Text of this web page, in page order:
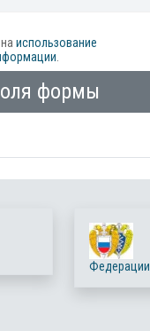
использование
формы
Федерации